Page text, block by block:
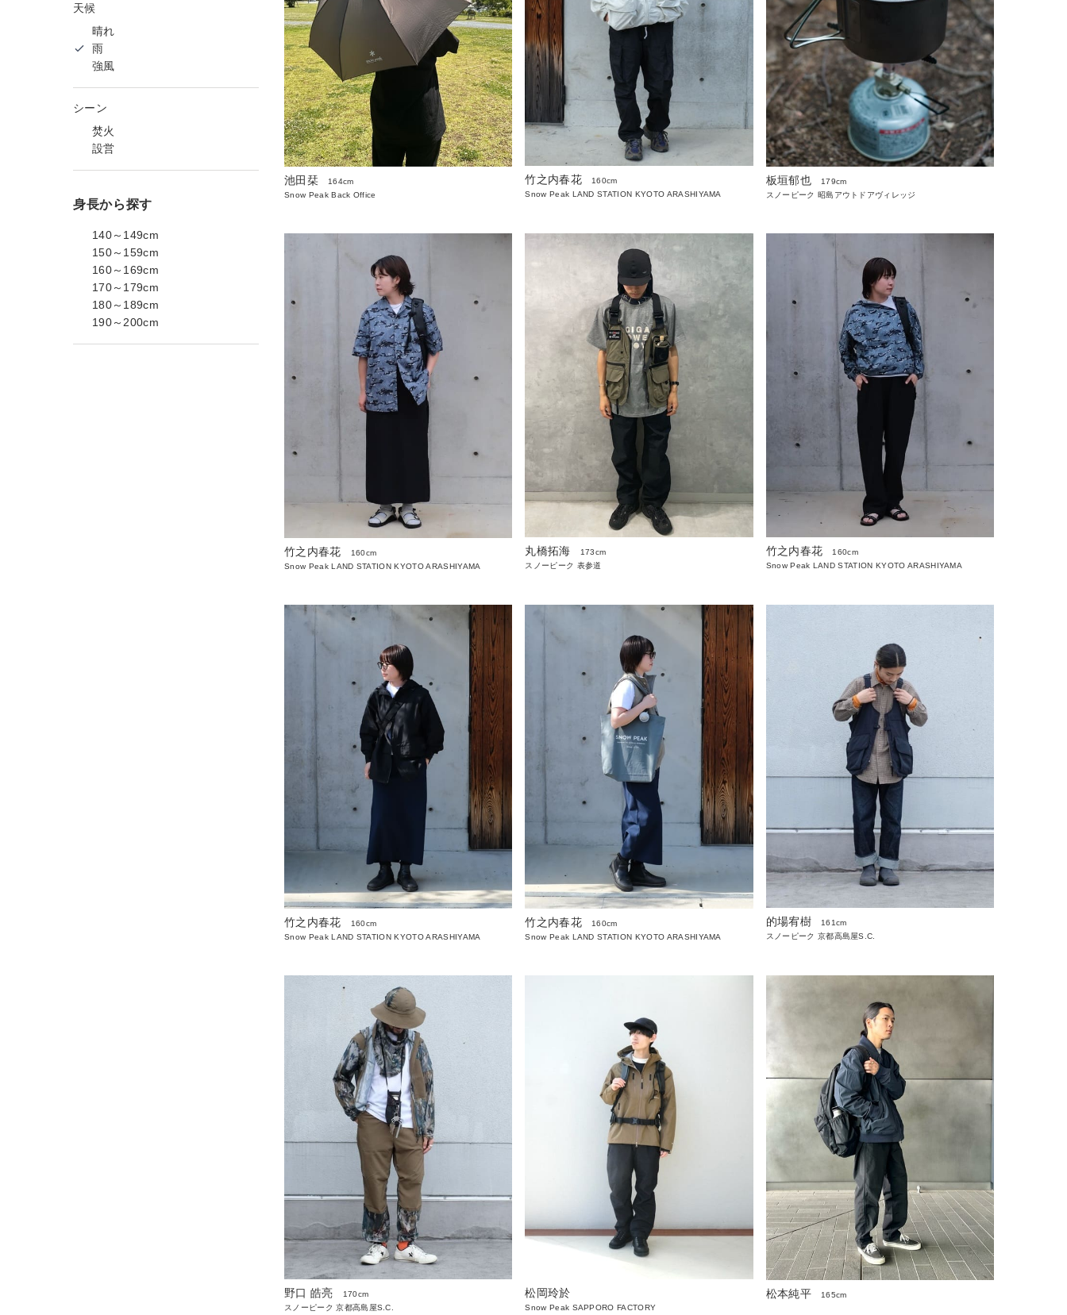
天候
晴れ
雨
強風
シーン
焚火
設営
身長から探す
140～149cm
150～159cm
160～169cm
170～179cm
180～189cm
190～200cm
池田栞
164cm
Snow Peak Back Office
竹之内春花
160cm
Snow Peak LAND STATION KYOTO ARASHIYAMA
板垣郁也
179cm
スノーピーク 昭島アウトドアヴィレッジ
竹之内春花
160cm
Snow Peak LAND STATION KYOTO ARASHIYAMA
丸橋拓海
173cm
スノーピーク 表参道
竹之内春花
160cm
Snow Peak LAND STATION KYOTO ARASHIYAMA
竹之内春花
160cm
Snow Peak LAND STATION KYOTO ARASHIYAMA
竹之内春花
160cm
Snow Peak LAND STATION KYOTO ARASHIYAMA
的場宥樹
161cm
スノーピーク 京都高島屋S.C.
野口 皓亮
170cm
スノーピーク 京都高島屋S.C.
松岡玲於
Snow Peak SAPPORO FACTORY
松本純平 165cm